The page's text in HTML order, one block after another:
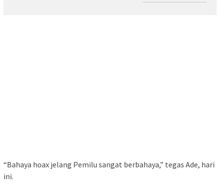
“Bahaya hoax jelang Pemilu sangat berbahaya,” tegas Ade, hari
ini.